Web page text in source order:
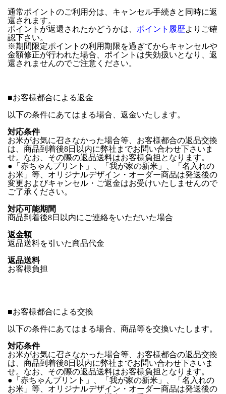
通常ポイントのご利用分は、キャンセル手続きと同時に返
還されます。
ポイントが返還されたかどうかは、 ポイント履歴よりご確
認下さい。
※期間限定ポイントの利用期限を過ぎてからキャンセルや
金額修正が行われた場合、ポイントは失効扱いとなり、返
還されませんのでご注意ください。
■お客様都合による返金
以下の条件にあてはまる場合、返金いたします。
対応条件
お米がお気に召さなかった場合等、お客様都合の返品交換
は、商品到着後8日以内に弊社までお問い合わせ下さいま
せ。なお、その際の返品送料はお客様負担となります。
●「赤ちゃんプリント」、「我が家の新米」、「名入れの
お米」等、オリジナルデザイン・オーダー商品は発送後の
変更およびキャンセル・ご返金はお受けいたしませんので
ご了承ください。
対応可能期間
商品到着後8日以内にご連絡をいただいた場合
返金額
返品送料を引いた商品代金
返品送料
お客様負担
■お客様都合による交換
以下の条件にあてはまる場合、商品等を交換いたします。
対応条件
お米がお気に召さなかった場合等、お客様都合の返品交換
は、商品到着後8日以内に弊社までお問い合わせ下さいま
せ。なお、その際の返品送料はお客様負担となります。
●「赤ちゃんプリント」、「我が家の新米」、「名入れの
お米」等、オリジナルデザイン・オーダー商品は発送後の